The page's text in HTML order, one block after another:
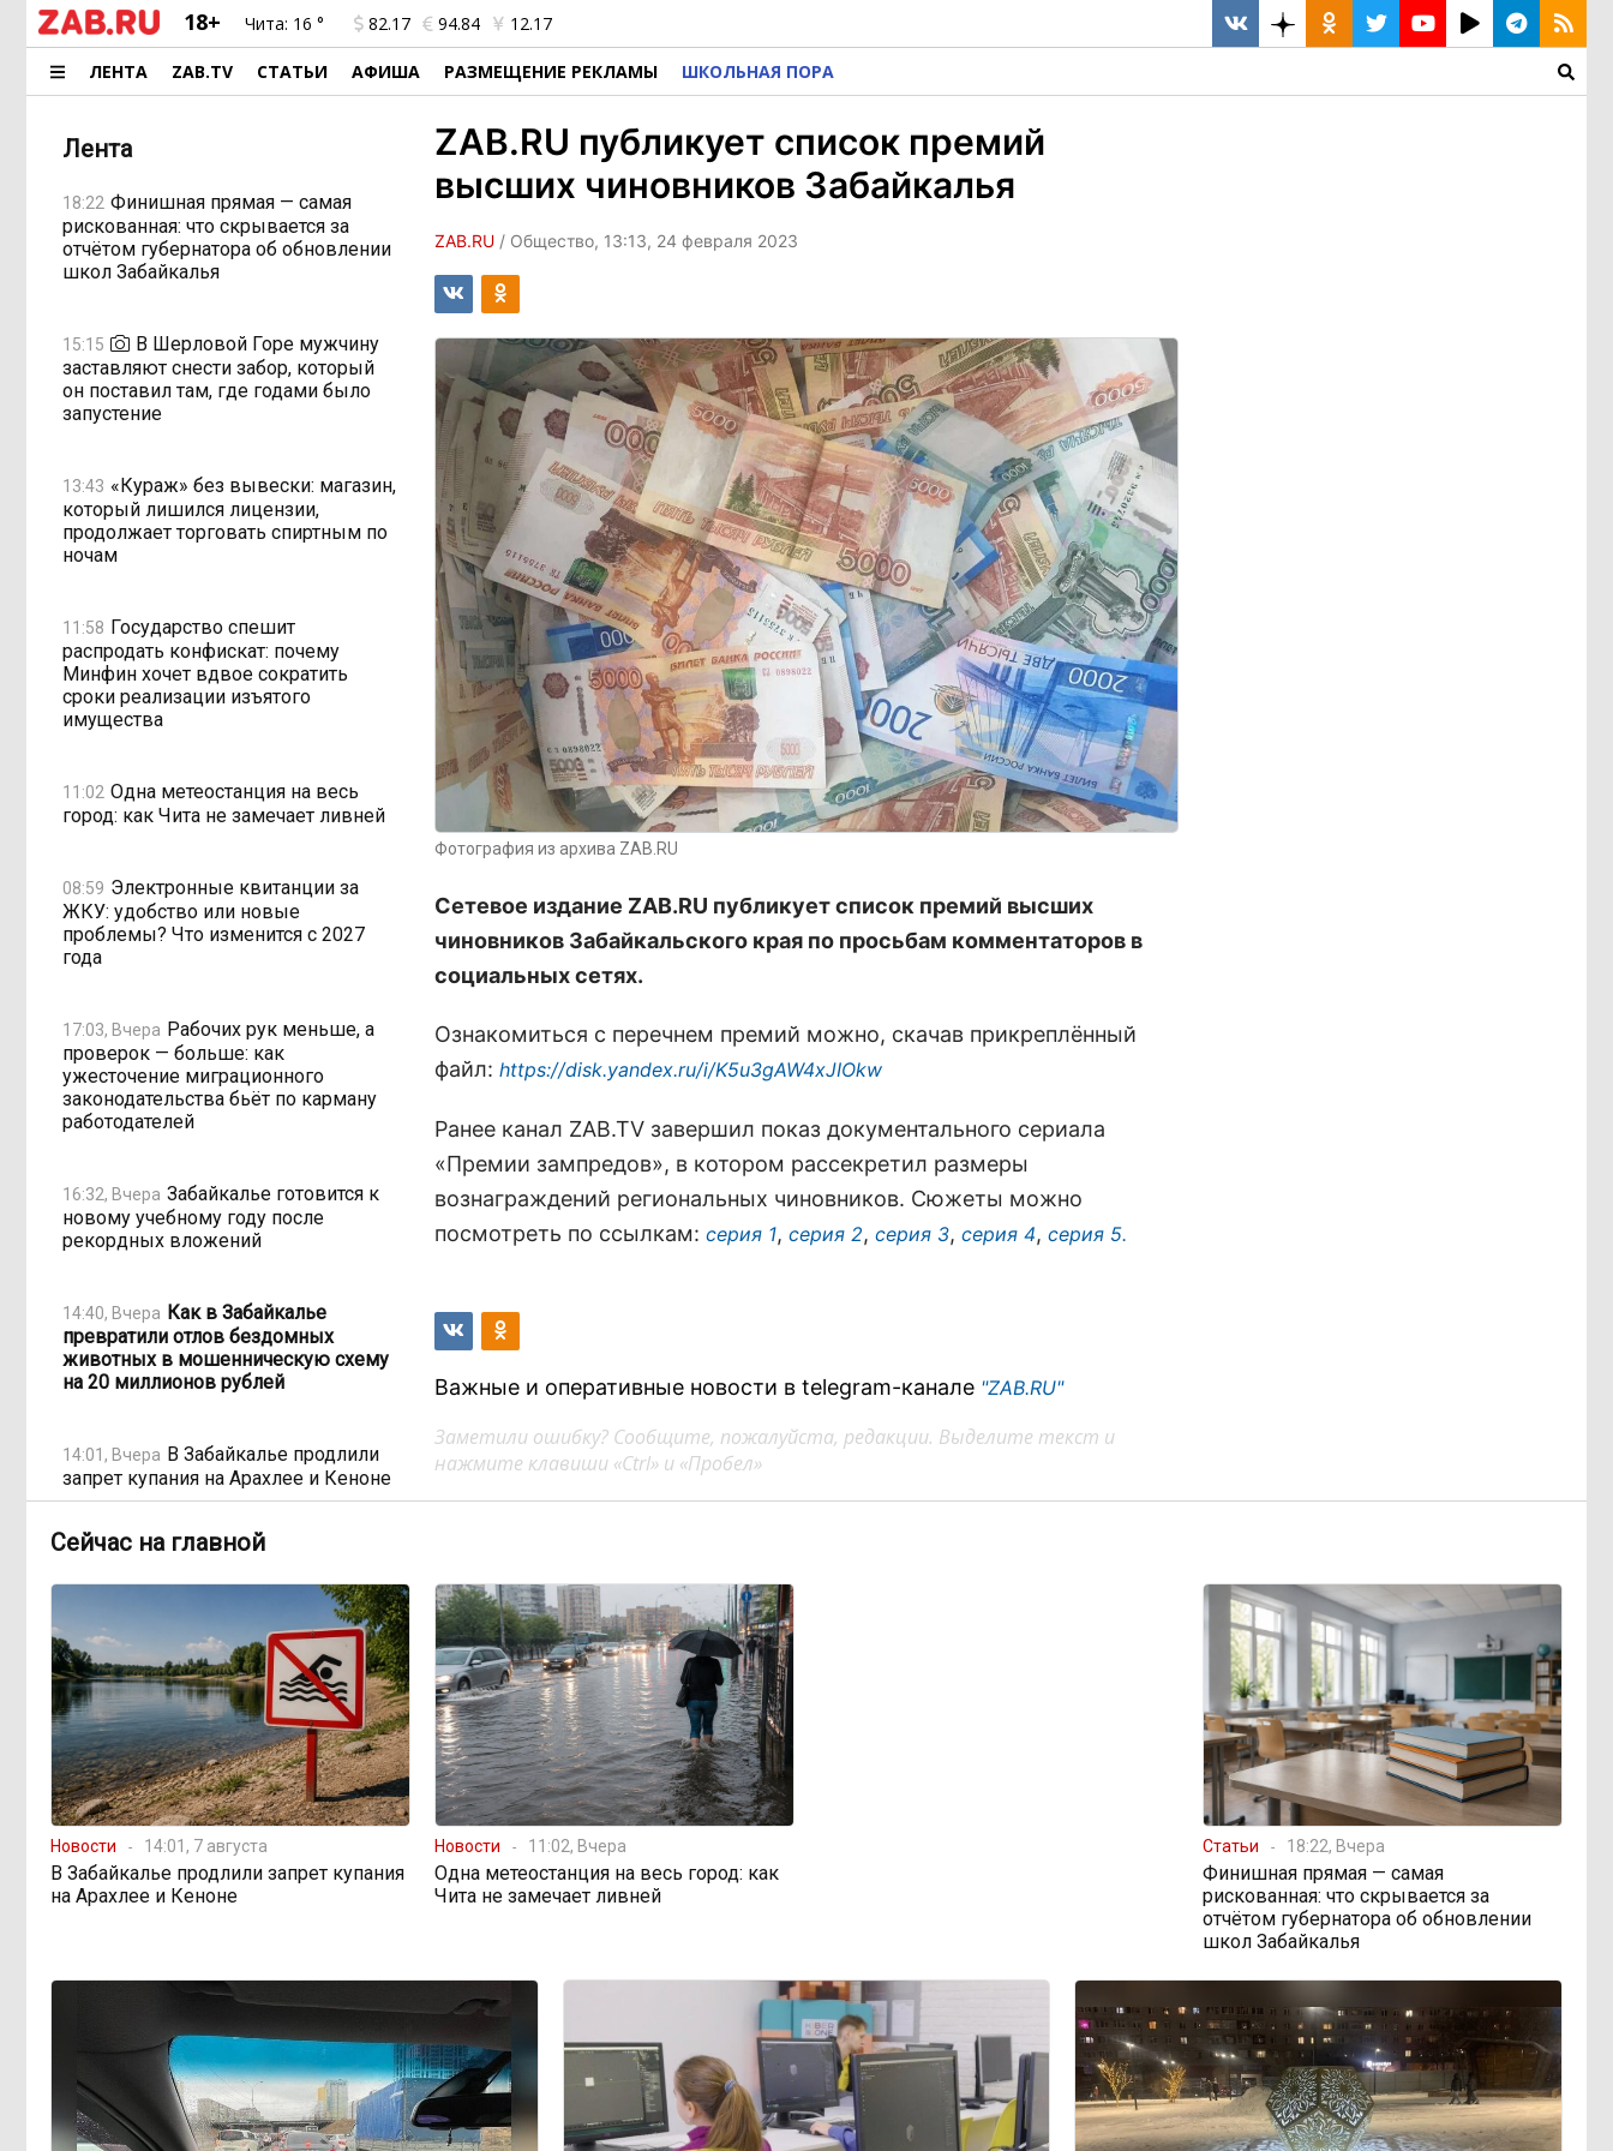
18+ Чита: 16 ° 82.17 94.84 12.17
ЛЕНТА ZAB.TV СТАТЬИ АФИША РАЗМЕЩЕНИЕ РЕКЛАМЫ ШКОЛЬНАЯ ПОРА
Лента
18:22 Финишная прямая — самая
рискованная: что скрывается за
отчётом губернатора об обновлении
школ Забайкалья
15:15
В Шерловой Горе мужчину
заставляют снести забор, который
он поставил там, где годами было
запустение
13:43 «Кураж» без вывески: магазин,
который лишился лицензии,
продолжает торговать спиртным по
ночам
11:58 Государство спешит
распродать конфискат: почему
Минфин хочет вдвое сократить
сроки реализации изъятого
имущества
11:02 Одна метеостанция на весь
город: как Чита не замечает ливней
08:59 Электронные квитанции за
ЖКУ: удобство или новые
проблемы? Что изменится с 2027
года
17:03, Вчера Рабочих рук меньше, а
проверок — больше: как
ужесточение миграционного
законодательства бьёт по карману
работодателей
16:32, Вчера Забайкалье готовится к
новому учебному году после
рекордных вложений
14:40, Вчера Как в Забайкалье
превратили отлов бездомных
животных в мошенническую схему
на 20 миллионов рублей
14:01, Вчера В Забайкалье продлили
запрет купания на Арахлее и Кеноне
13:15, Вчера
Вода за 68 миллионов:
пользование Кеноном и Ингодой
12:33, Вчера Этно-парк, который до
сих пор не готов, работает почти три
года: что не так с Сухотино?
11:02, Вчера От 35 до 60 процентов за
две недели: как Забайкалье
готовится к зиме
09:31, Вчера Сахар, курица и хлеб
дамбы раньше сроков, чтобы
паводки не застали врасплох
18:01, 6 августа Погодные качели в
ZAB.RU публикует список премий
высших чиновников Забайкалья
ZAB.RU / Общество, 13:13, 24 февраля 2023
Фотография из архива ZAB.RU
Сетевое издание ZAB.RU публикует список премий высших
чиновников Забайкальского края по просьбам комментаторов в
социальных сетях.
Ознакомиться с перечнем премий можно, скачав прикреплённый
файл: https://disk.yandex.ru/i/K5u3gAW4xJIOkw
Ранее канал ZAB.TV завершил показ документального сериала
«Премии зампредов», в котором рассекретил размеры
вознаграждений региональных чиновников. Сюжеты можно
посмотреть по ссылкам: серия 1, серия 2, серия 3, серия 4, серия 5.
Важные и оперативные новости в telegram-канале "ZAB.RU"
Заметили ошибку? Сообщите, пожалуйста, редакции. Выделите текст и
нажмите клавиши «Ctrl» и «Пробел»
Сейчас на главной
Новости 14:01, 7 августа
В Забайкалье продлили запрет купания
на Арахлее и Кеноне
Новости 11:02, Вчера
Одна метеостанция на весь город: как
Чита не замечает ливней
Статьи 18:22, Вчера
Финишная прямая — самая
рискованная: что скрывается за
отчётом губернатора об обновлении
школ Забайкалья